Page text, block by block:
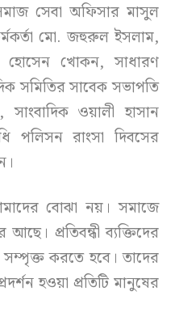
সেবা অফিসার মাসুল
মো. জহুরুল ইসলাম,
হোসেন খোকন, সাধারণ
সমিতির সাবেক সভাপতি
ওয়ালী হাসান
পলিসন রাংসা দিবসের
বোঝা নয়। সমাজে
প্রতিবন্ধী ব্যক্তিদের
করতে হবে। তাদের
হওয়া প্রতিটি মানুষের